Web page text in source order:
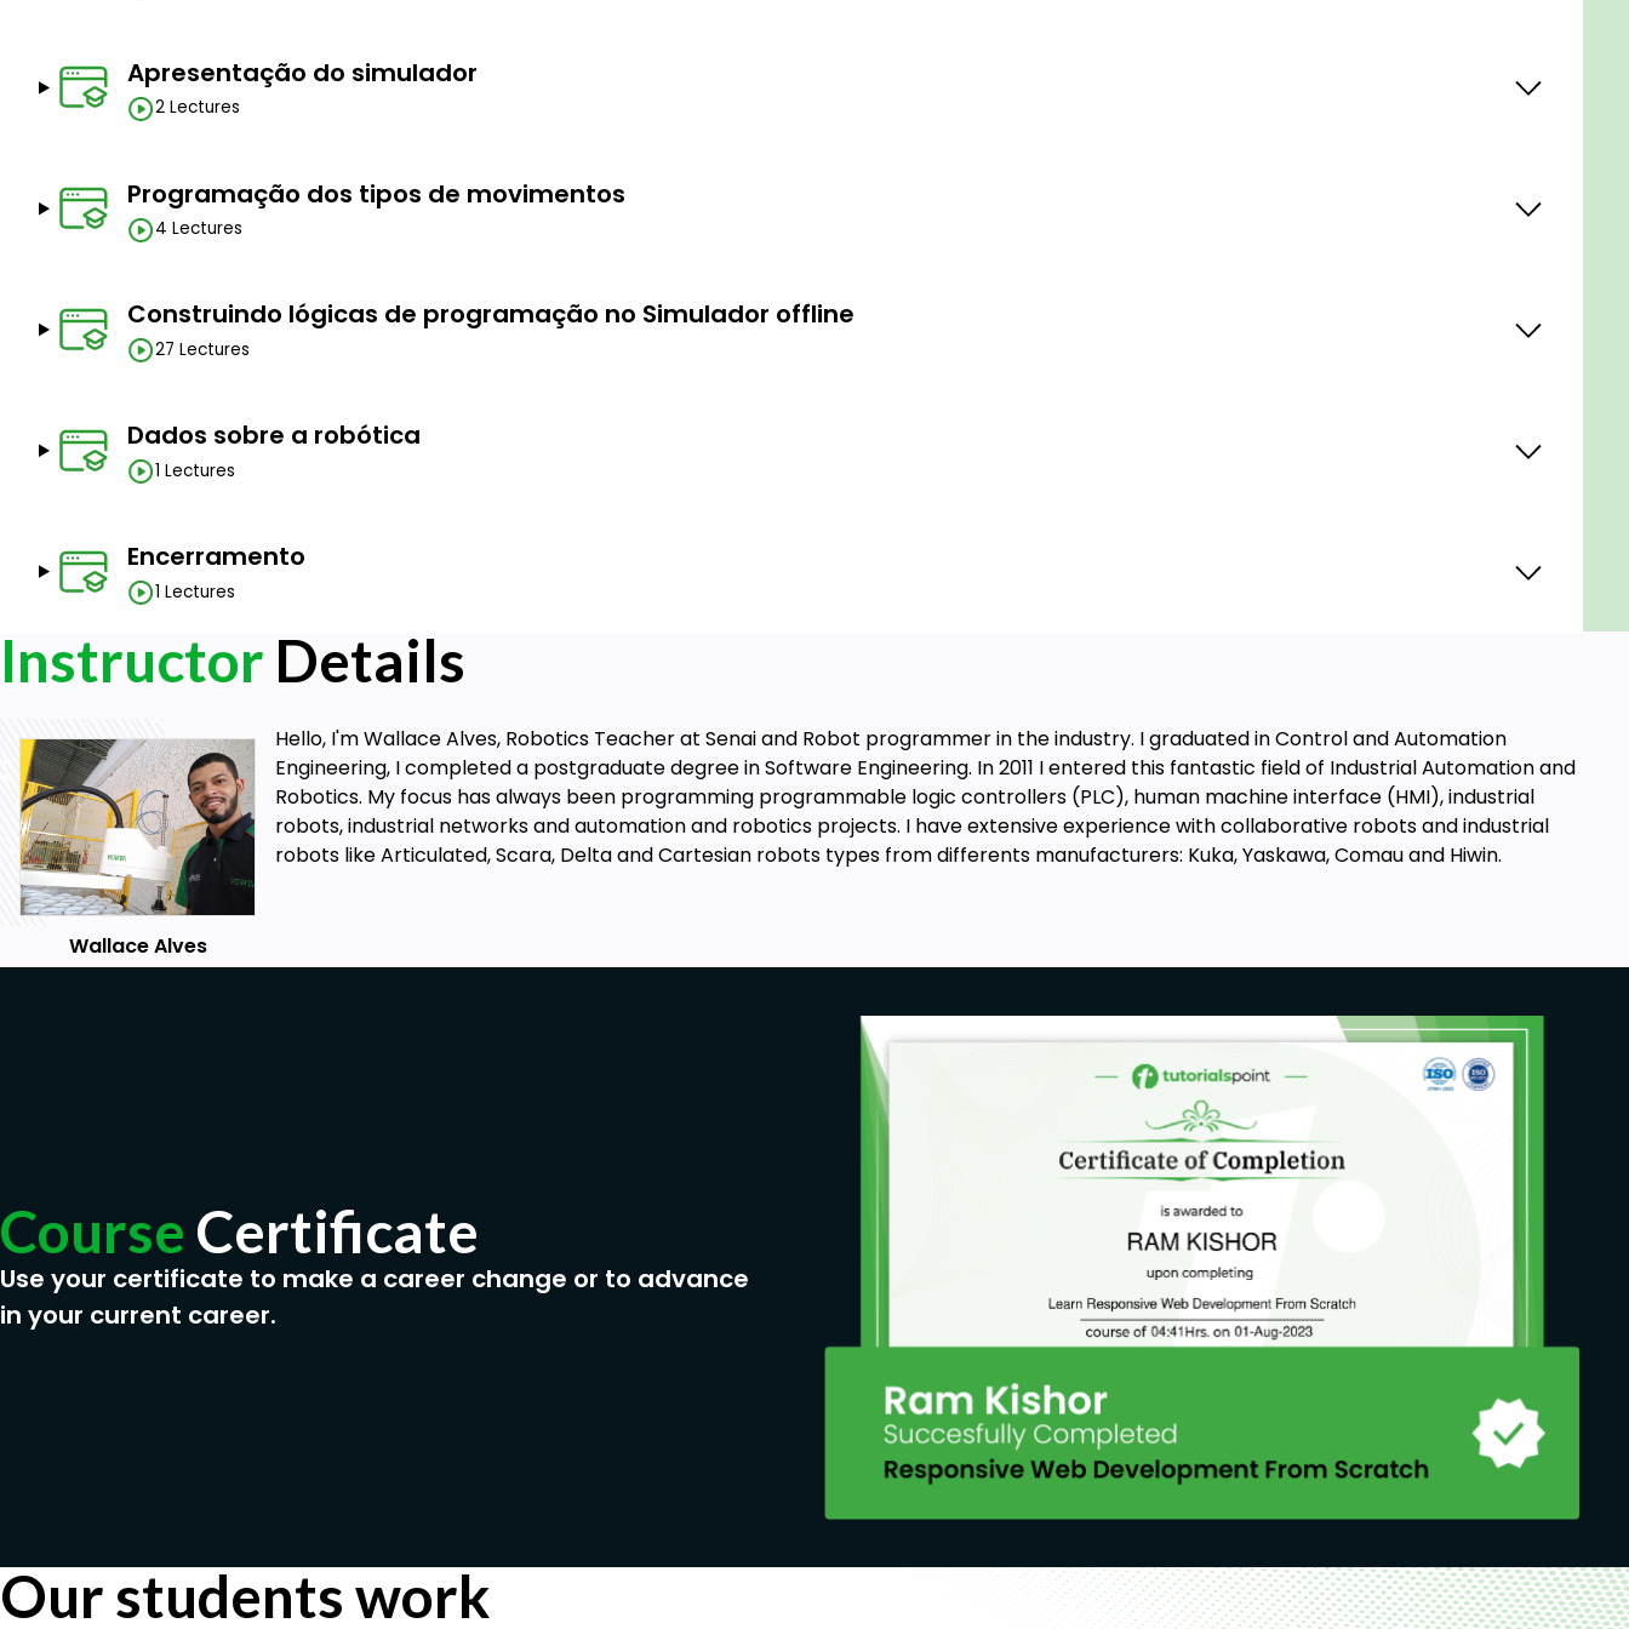
Apresentação do simulador
2 Lectures
Programação dos tipos de movimentos
4 Lectures
Construindo lógicas de programação no Simulador offline
27 Lectures
Dados sobre a robótica
1 Lectures
Encerramento
1 Lectures
Instructor Details
Wallace Alves
Hello, I'm Wallace Alves, Robotics Teacher at Senai and Robot programmer in the industry. I graduated in Control and Automation
Engineering, I completed a postgraduate degree in Software Engineering. In 2011 I entered this fantastic field of Industrial Automation and
Robotics. My focus has always been programming programmable logic controllers (PLC), human machine interface (HMI), industrial
robots, industrial networks and automation and robotics projects. I have extensive experience with collaborative robots and industrial
robots like Articulated, Scara, Delta and Cartesian robots types from differents manufacturers: Kuka, Yaskawa, Comau and Hiwin.
Course Certificate
Use your certificate to make a career change or to advance
in your current career.
Our students work